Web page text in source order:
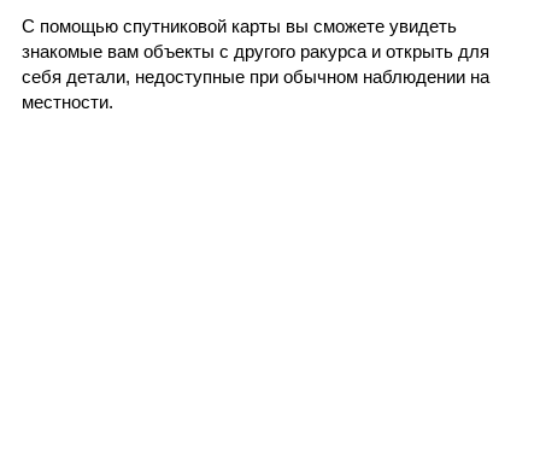
С помощью спутниковой карты вы сможете увидеть
знакомые вам объекты с другого ракурса и открыть для
себя детали, недоступные при обычном наблюдении на
местности.